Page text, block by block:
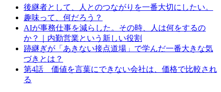
後継者として、人とのつながりを一番大切にしたい。
趣味って、何だろう？
AIが事務仕事を減らした。その時、人は何をするの
か？｜内勤営業という新しい役割
跡継ぎが「あきない接点道場」で学んだ一番大きな気
づきとは？
第4話 価値を言葉にできない会社は、価格で比較され
る